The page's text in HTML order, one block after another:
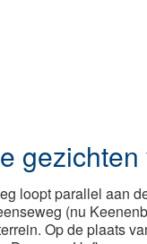
gezichten
loopt parallel aan
(nu
Op de plaats